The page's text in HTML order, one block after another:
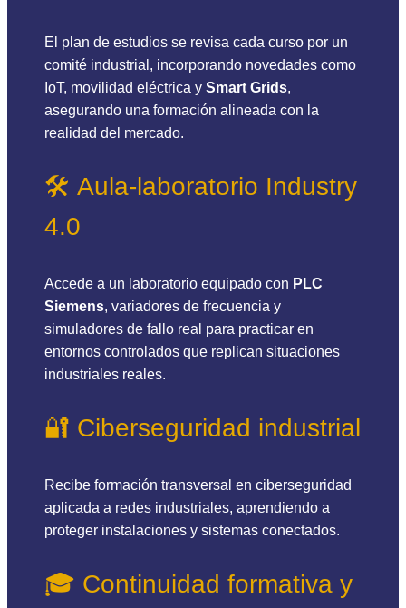
El plan de estudios se revisa cada curso por un
comité industrial, incorporando novedades como
IoT, movilidad eléctrica y Smart Grids,
asegurando una formación alineada con la
realidad del mercado.
🛠️ Aula-laboratorio Industry
4.0
Accede a un laboratorio equipado con PLC
Siemens, variadores de frecuencia y
simuladores de fallo real para practicar en
entornos controlados que replican situaciones
industriales reales.
🔐 Ciberseguridad industrial
Recibe formación transversal en ciberseguridad
aplicada a redes industriales, aprendiendo a
proteger instalaciones y sistemas conectados.
🎓 Continuidad formativa y